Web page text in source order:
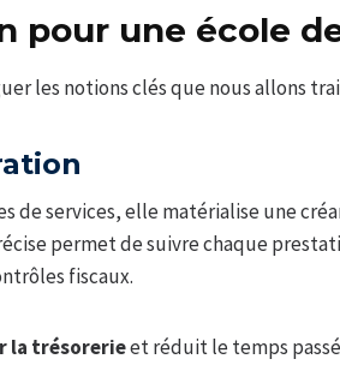
pour une école
les notions clés que nous allons
de services, elle matérialise une
permet de suivre chaque
fiscaux.
la trésorerieet réduit le temps